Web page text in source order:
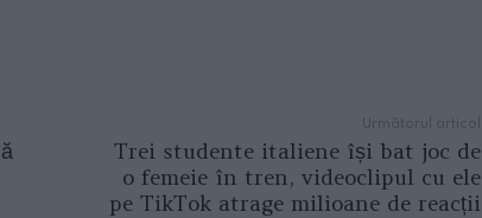
Următorul articol
Trei studente italiene își bat joc de
o femeie în tren, videoclipul cu ele
pe TikTok atrage milioane de reacții